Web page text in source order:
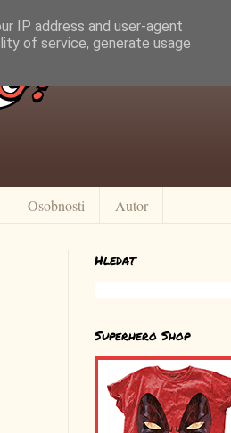
Osobnosti Autor
Hledat
Superhero Shop
IP address and user-agent
of service, generate usage